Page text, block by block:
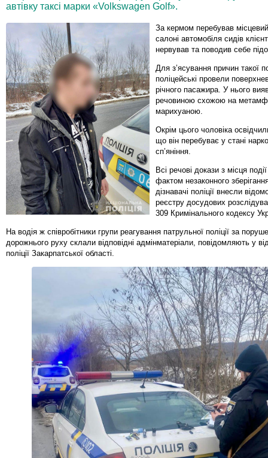
автівку таксі марки «Volkswagen Golf».
За кермом перебував
салоні автомобіля сидів
нервував та поводив себе
Для з’ясування причин такої
поліцейські провели
річного пасажира. У нього
речовиною схожою на
марихуаною.
Окрім цього чоловіка
що він перебуває у стані
сп’яніння.
Всі речові докази з місця
фактом незаконного
дізнавачі поліції внесли
реєстру досудових
309 Кримінального кодексу
На водія ж співробітники групи реагування патрульної поліції за
дорожнього руху склали відповідні адмінматеріали, повідомляють у
поліції Закарпатської області.